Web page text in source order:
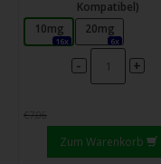
Kompatibel)
10mg
16x
20mg
6x
- +
€7,06
Zum Warenkorb